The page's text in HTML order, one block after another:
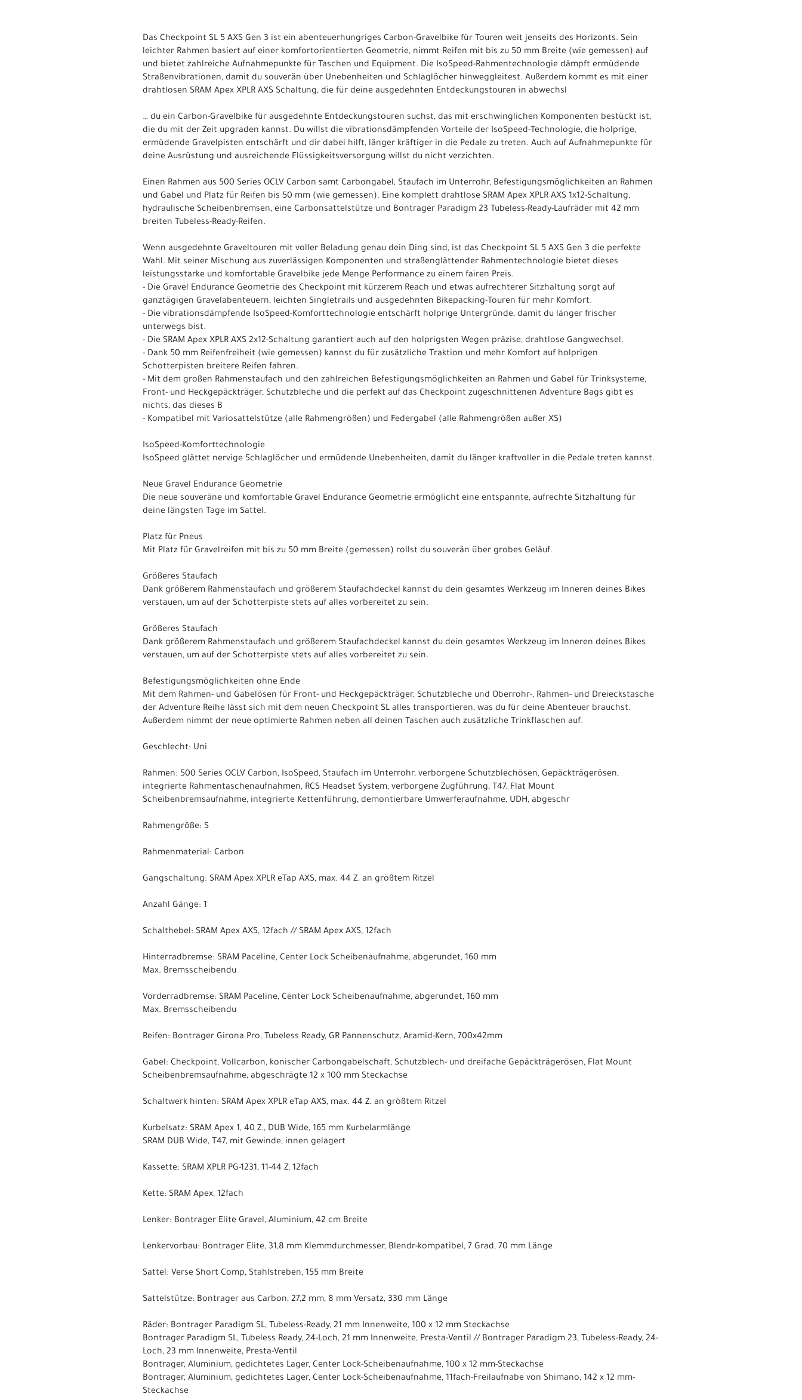
Das Checkpoint SL 5 AXS Gen 3 ist ein abenteuerhungriges Carbon-Gravelbike für Touren weit jenseits des Horizonts. Sein
leichter Rahmen basiert auf einer komfortorientierten Geometrie, nimmt Reifen mit bis zu 50 mm Breite (wie gemessen) auf
und bietet zahlreiche Aufnahmepunkte für Taschen und Equipment. Die IsoSpeed-Rahmentechnologie dämpft ermüdende
Straßenvibrationen, damit du souverän über Unebenheiten und Schlaglöcher hinweggleitest. Außerdem kommt es mit einer
drahtlosen SRAM Apex XPLR AXS Schaltung, die für deine ausgedehnten Entdeckungstouren in abwechsl
… du ein Carbon-Gravelbike für ausgedehnte Entdeckungstouren suchst, das mit erschwinglichen Komponenten bestückt ist,
die du mit der Zeit upgraden kannst. Du willst die vibrationsdämpfenden Vorteile der IsoSpeed-Technologie, die holprige,
ermüdende Gravelpisten entschärft und dir dabei hilft, länger kräftiger in die Pedale zu treten. Auch auf Aufnahmepunkte für
deine Ausrüstung und ausreichende Flüssigkeitsversorgung willst du nicht verzichten.
Einen Rahmen aus 500 Series OCLV Carbon samt Carbongabel, Staufach im Unterrohr, Befestigungsmöglichkeiten an Rahmen
und Gabel und Platz für Reifen bis 50 mm (wie gemessen). Eine komplett drahtlose SRAM Apex XPLR AXS 1x12-Schaltung,
hydraulische Scheibenbremsen, eine Carbonsattelstütze und Bontrager Paradigm 23 Tubeless-Ready-Laufräder mit 42 mm
breiten Tubeless-Ready-Reifen.
Wenn ausgedehnte Graveltouren mit voller Beladung genau dein Ding sind, ist das Checkpoint SL 5 AXS Gen 3 die perfekte
Wahl. Mit seiner Mischung aus zuverlässigen Komponenten und straßenglättender Rahmentechnologie bietet dieses
leistungsstarke und komfortable Gravelbike jede Menge Performance zu einem fairen Preis.
- Die Gravel Endurance Geometrie des Checkpoint mit kürzerem Reach und etwas aufrechterer Sitzhaltung sorgt auf
ganztägigen Gravelabenteuern, leichten Singletrails und ausgedehnten Bikepacking-Touren für mehr Komfort.
- Die vibrationsdämpfende IsoSpeed-Komforttechnologie entschärft holprige Untergründe, damit du länger frischer
unterwegs bist.
- Die SRAM Apex XPLR AXS 2x12-Schaltung garantiert auch auf den holprigsten Wegen präzise, drahtlose Gangwechsel.
- Dank 50 mm Reifenfreiheit (wie gemessen) kannst du für zusätzliche Traktion und mehr Komfort auf holprigen
Schotterpisten breitere Reifen fahren.
- Mit dem großen Rahmenstaufach und den zahlreichen Befestigungsmöglichkeiten an Rahmen und Gabel für Trinksysteme,
Front- und Heckgepäckträger, Schutzbleche und die perfekt auf das Checkpoint zugeschnittenen Adventure Bags gibt es
nichts, das dieses B
- Kompatibel mit Variosattelstütze (alle Rahmengrößen) und Federgabel (alle Rahmengrößen außer XS)
IsoSpeed-Komforttechnologie
IsoSpeed glättet nervige Schlaglöcher und ermüdende Unebenheiten, damit du länger kraftvoller in die Pedale treten kannst.
Neue Gravel Endurance Geometrie
Die neue souveräne und komfortable Gravel Endurance Geometrie ermöglicht eine entspannte, aufrechte Sitzhaltung für
deine längsten Tage im Sattel.
Platz für Pneus
Mit Platz für Gravelreifen mit bis zu 50 mm Breite (gemessen) rollst du souverän über grobes Geläuf.
Größeres Staufach
Dank größerem Rahmenstaufach und größerem Staufachdeckel kannst du dein gesamtes Werkzeug im Inneren deines Bikes
verstauen, um auf der Schotterpiste stets auf alles vorbereitet zu sein.
Größeres Staufach
Dank größerem Rahmenstaufach und größerem Staufachdeckel kannst du dein gesamtes Werkzeug im Inneren deines Bikes
verstauen, um auf der Schotterpiste stets auf alles vorbereitet zu sein.
Befestigungsmöglichkeiten ohne Ende
Mit dem Rahmen- und Gabelösen für Front- und Heckgepäckträger, Schutzbleche und Oberrohr-, Rahmen- und Dreieckstasche
der Adventure Reihe lässt sich mit dem neuen Checkpoint SL alles transportieren, was du für deine Abenteuer brauchst.
Außerdem nimmt der neue optimierte Rahmen neben all deinen Taschen auch zusätzliche Trinkflaschen auf.
Geschlecht: Uni
Rahmen: 500 Series OCLV Carbon, IsoSpeed, Staufach im Unterrohr, verborgene Schutzblechösen, Gepäckträgerösen,
integrierte Rahmentaschenaufnahmen, RCS Headset System, verborgene Zugführung, T47, Flat Mount
Scheibenbremsaufnahme, integrierte Kettenführung, demontierbare Umwerferaufnahme, UDH, abgeschr
Rahmengröße: S
Rahmenmaterial: Carbon
Gangschaltung: SRAM Apex XPLR eTap AXS, max. 44 Z. an größtem Ritzel
Anzahl Gänge: 1
Schalthebel: SRAM Apex AXS, 12fach // SRAM Apex AXS, 12fach
Hinterradbremse: SRAM Paceline, Center Lock Scheibenaufnahme, abgerundet, 160 mm
Max. Bremsscheibendu
Vorderradbremse: SRAM Paceline, Center Lock Scheibenaufnahme, abgerundet, 160 mm
Max. Bremsscheibendu
Reifen: Bontrager Girona Pro, Tubeless Ready, GR Pannenschutz, Aramid-Kern, 700x42mm
Gabel: Checkpoint, Vollcarbon, konischer Carbongabelschaft, Schutzblech- und dreifache Gepäckträgerösen, Flat Mount
Scheibenbremsaufnahme, abgeschrägte 12 x 100 mm Steckachse
Schaltwerk hinten: SRAM Apex XPLR eTap AXS, max. 44 Z. an größtem Ritzel
Kurbelsatz: SRAM Apex 1, 40 Z., DUB Wide, 165 mm Kurbelarmlänge
SRAM DUB Wide, T47, mit Gewinde, innen gelagert
Kassette: SRAM XPLR PG-1231, 11-44 Z, 12fach
Kette: SRAM Apex, 12fach
Lenker: Bontrager Elite Gravel, Aluminium, 42 cm Breite
Lenkervorbau: Bontrager Elite, 31,8 mm Klemmdurchmesser, Blendr-kompatibel, 7 Grad, 70 mm Länge
Sattel: Verse Short Comp, Stahlstreben, 155 mm Breite
Sattelstütze: Bontrager aus Carbon, 27,2 mm, 8 mm Versatz, 330 mm Länge
Räder: Bontrager Paradigm SL, Tubeless-Ready, 21 mm Innenweite, 100 x 12 mm Steckachse
Bontrager Paradigm SL, Tubeless Ready, 24-Loch, 21 mm Innenweite, Presta-Ventil // Bontrager Paradigm 23, Tubeless-Ready, 24-
Loch, 23 mm Innenweite, Presta-Ventil
Bontrager, Aluminium, gedichtetes Lager, Center Lock-Scheibenaufnahme, 100 x 12 mm-Steckachse
Bontrager, Aluminium, gedichtetes Lager, Center Lock-Scheibenaufnahme, 11fach-Freilaufnabe von Shimano, 142 x 12 mm-
Steckachse